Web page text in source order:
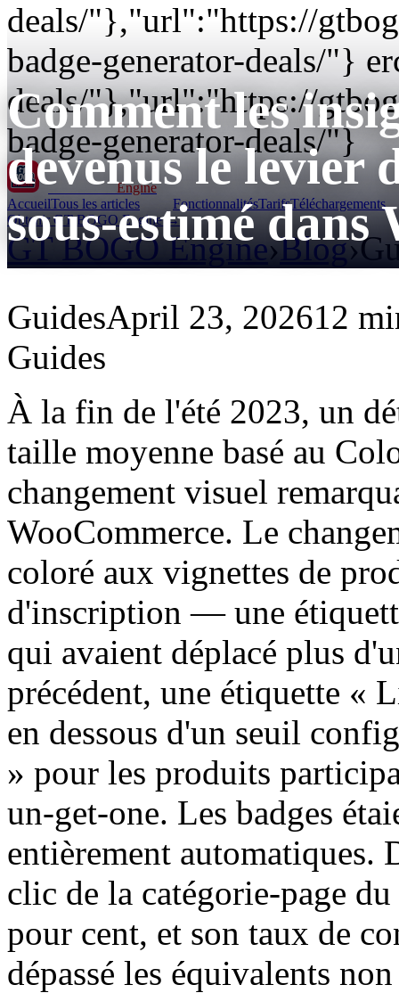
deals/"},"url":"https://
badge-generator-deals/"}
deals/"},"url":"https://
badge-generator-deals/"}
GT BOGOEngine
AccueilTous les articles FonctionnalitésTarifsTéléchargements
Obtenir GT BOGO Engine →
GT BOGO Engine›Blog›
Comment les
devenus le levier
sous-estimé
GuidesApril 23, 202612
Guides
À la fin de l'été 2023, un
taille moyenne basé au
changement visuel
WooCommerce. Le
coloré aux vignettes de
d'inscription — une
qui avaient déplacé plus
précédent, une étiquette «
en dessous d'un seuil
» pour les produits
un-get-one. Les badges
entièrement automatiques.
clic de la catégorie-page
pour cent, et son taux de
dépassé les équivalents